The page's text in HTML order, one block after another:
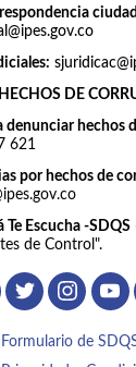
DE
denunciar hechos
621
por hechos de
Te Escucha -SDQS
de Control".
Formulario de